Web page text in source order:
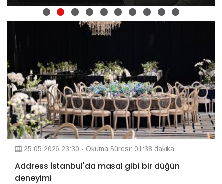
25.05.2026 23:30 - Okuma Süresi: 01:38 dakika
Address İstanbul'da masal gibi bir düğün
deneyimi